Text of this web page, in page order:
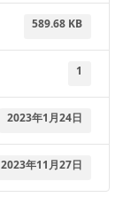
589.68 KB
1
2023年1月24日
2023年11月27日